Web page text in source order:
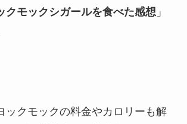
クモックシガールを食べた感想」
ックモックの料金やカロリーも解